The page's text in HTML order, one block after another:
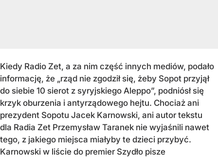
Kiedy Radio Zet, a za nim część innych mediów, podało
informację, że „rząd nie zgodził się, żeby Sopot przyjął
do siebie 10 sierot z syryjskiego Aleppo”, podniósł się
krzyk oburzenia i antyrządowego hejtu. Chociaż ani
prezydent Sopotu Jacek Karnowski, ani autor tekstu
dla Radia Zet Przemysław Taranek nie wyjaśnili nawet
tego, z jakiego miejsca miałyby te dzieci przybyć.
Karnowski w liście do premier Szydło pisze